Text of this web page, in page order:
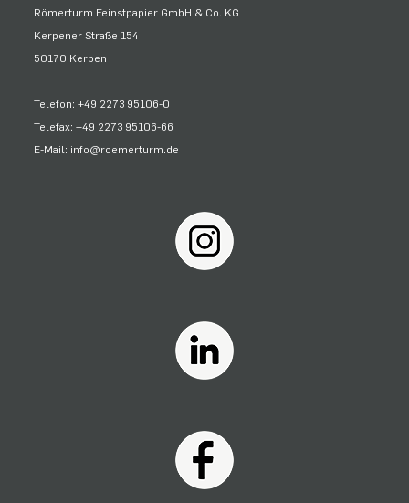
Römerturm Feinstpapier GmbH & Co. KG
Kerpener Straße 154
50170 Kerpen
Telefon: +49 2273 95106-0
Telefax: +49 2273 95106-66
E-Mail: info@roemerturm.de